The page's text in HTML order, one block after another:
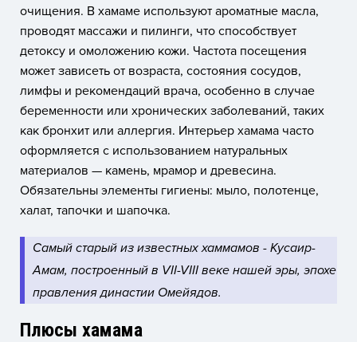
очищения. В хамаме используют ароматные масла,
проводят массажи и пилинги, что способствует
детоксу и омоложению кожи. Частота посещения
может зависеть от возраста, состояния сосудов,
лимфы и рекомендаций врача, особенно в случае
беременности или хронических заболеваний, таких
как бронхит или аллергия. Интерьер хамама часто
оформляется с использованием натуральных
материалов — камень, мрамор и древесина.
Обязательны элементы гигиены: мыло, полотенце,
халат, тапочки и шапочка.
Самый старый из известных хаммамов - Кусаир-
Амам, построенный в VII-VIII веке нашей эры, эпохе
правления династии Омейядов.
Плюсы хамама